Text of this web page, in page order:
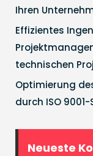
Ihren
Effizientes
technischen
Optimierung
durch ISO
Neueste